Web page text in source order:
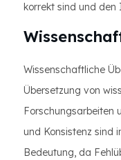
korrekt sind und
Wissenschaftliche
Übersetzung von
Forschungsarbeiten
und Konsistenz sind
Bedeutung, da